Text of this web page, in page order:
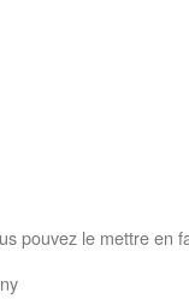
pouvez le mettre en